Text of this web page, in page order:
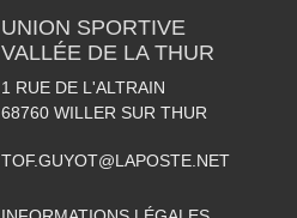
UNION SPORTIVE
VALLÉE DE LA THUR
1 RUE DE L'ALTRAIN
68760 WILLER SUR THUR
TOF.GUYOT@LAPOSTE.NET